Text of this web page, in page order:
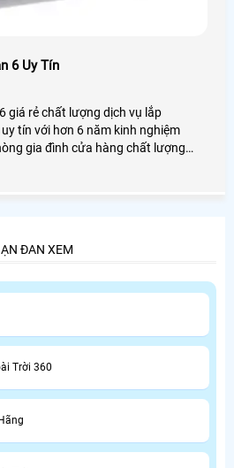
6 Uy Tín
giá rẻ chất lượng dịch vụ lắp
tín với hơn 6 năm kinh nghiệm
gia đình cửa hàng chất lượng,
ĐAN XEM
Trời 360